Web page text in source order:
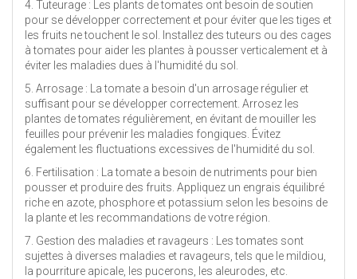
4. Tuteurage : Les plants de tomates ont besoin de soutien
pour se développer correctement et pour éviter que les tiges et
les fruits ne touchent le sol. Installez des tuteurs ou des cages
à tomates pour aider les plantes à pousser verticalement et à
éviter les maladies dues à l'humidité du sol.
5. Arrosage : La tomate a besoin d'un arrosage régulier et
suffisant pour se développer correctement. Arrosez les
plantes de tomates régulièrement, en évitant de mouiller les
feuilles pour prévenir les maladies fongiques. Évitez
également les fluctuations excessives de l'humidité du sol.
6. Fertilisation : La tomate a besoin de nutriments pour bien
pousser et produire des fruits. Appliquez un engrais équilibré
riche en azote, phosphore et potassium selon les besoins de
la plante et les recommandations de votre région.
7. Gestion des maladies et ravageurs : Les tomates sont
sujettes à diverses maladies et ravageurs, tels que le mildiou,
la pourriture apicale, les pucerons, les aleurodes, etc.